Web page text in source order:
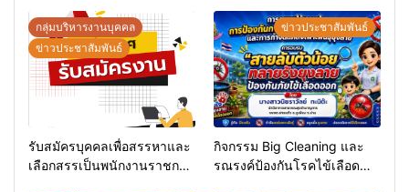
กลุ่มบริหารงานบุคคล
ข่าวประชาสัมพันธ์
รับสมัครบุคคลเพื่อสรรหาและ
เลือกสรรเป็นพนักงานราชการ
ข่าวประชาสัมพันธ์
กิจกรรม Big Cleaning และ
รณรงค์ป้องกันโรคไข้เลือด